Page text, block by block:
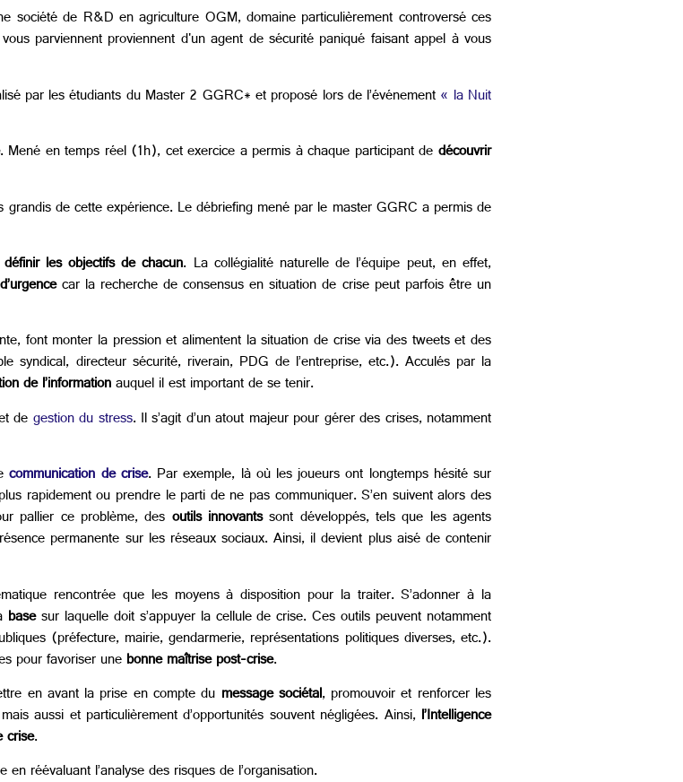
société de R&D en agriculture OGM, domaine particulièrement controversé ces
parviennent proviennent d'un agent de sécurité paniqué faisant appel à vous
par les étudiants du Master 2 GGRC* et proposé lors de l’événement« la Nuit
. Mené en temps réel (1h), cet exercice a permis à chaque participant dedécouvrir
de cette expérience. Le débriefing mené par le master GGRC a permis de
les objectifs de chacun. La collégialité naturelle de l’équipe peut, en effet,
car la recherche de consensus en situation de crise peut parfois être un
font monter la pression et alimentent la situation de crise via des tweets et des
syndical, directeur sécurité, riverain, PDG de l’entreprise, etc.). Acculés par la
de l’informationauquel il est important de se tenir.
degestion du stress. Il s’agit d’un atout majeur pour gérer des crises, notamment
communication de crise. Par exemple, là où les joueurs ont longtemps hésité sur
rapidement ou prendre le parti de ne pas communiquer. S’en suivent alors des
pallier ce problème, des outils innovantssont développés, tels que les agents
permanente sur les réseaux sociaux. Ainsi, il devient plus aisé de contenir
rencontrée que les moyens à disposition pour la traiter. S’adonner à la
basesur laquelle doit s’appuyer la cellule de crise. Ces outils peuvent notamment
(préfecture, mairie, gendarmerie, représentations politiques diverses, etc.).
pour favoriser unebonne maîtrise post-crise.
en avant la prise en compte du message sociétal, promouvoir et renforcer les
aussi et particulièrement d’opportunités souvent négligées. Ainsi, l’Intelligence
crise.
réévaluant l’analyse des risques de l’organisation.